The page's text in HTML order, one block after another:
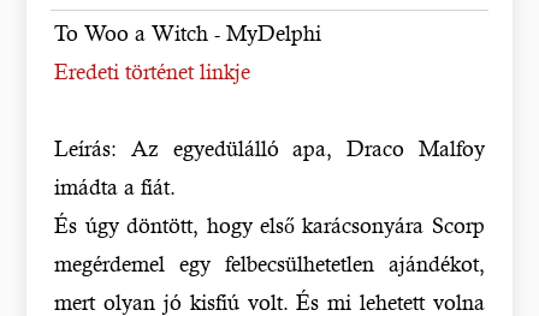
To Woo a Witch - MyDelphi
Eredeti történet linkje
Leírás: Az egyedülálló apa, Draco Malfoy
imádta a fiát.
És úgy döntött, hogy első karácsonyára Scorp
megérdemel egy felbecsülhetetlen ajándékot,
mert olyan jó kisfiú volt. És mi lehetett volna